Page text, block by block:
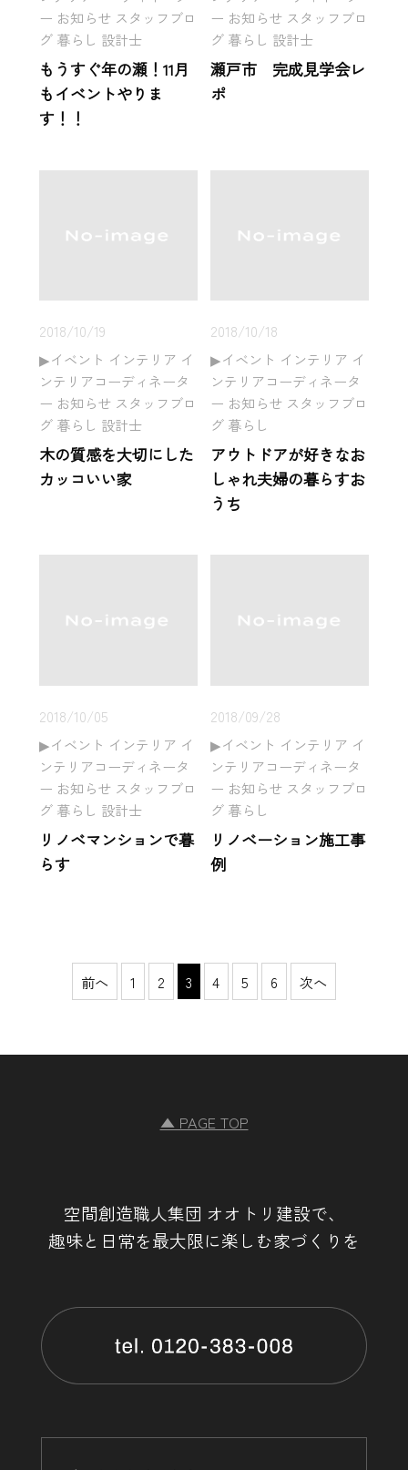
ー お知らせ スタッフブロ
グ 暮らし 設計士
もうすぐ年の瀬！11月
もイベントやりま
す！！
ー お知らせ スタッフブロ
グ 暮らし 設計士
瀬戸市 完成見学会レ
ポ
2018/10/19
イベント インテリア イ
ンテリアコーディネータ
ー お知らせ スタッフブロ
グ 暮らし 設計士
木の質感を大切にした
カッコいい家
2018/10/18
イベント インテリア イ
ンテリアコーディネータ
ー お知らせ スタッフブロ
グ 暮らし
アウトドアが好きなお
しゃれ夫婦の暮らすお
うち
2018/10/05
イベント インテリア イ
ンテリアコーディネータ
ー お知らせ スタッフブロ
グ 暮らし 設計士
リノベマンションで暮
らす
2018/09/28
イベント インテリア イ
ンテリアコーディネータ
ー お知らせ スタッフブロ
グ 暮らし
リノベーション施工事
例
前へ 1 2 3 4 5 6 次へ
▲ PAGE TOP
空間創造職人集団 オオトリ建設で、
趣味と日常を最大限に楽しむ家づくりを